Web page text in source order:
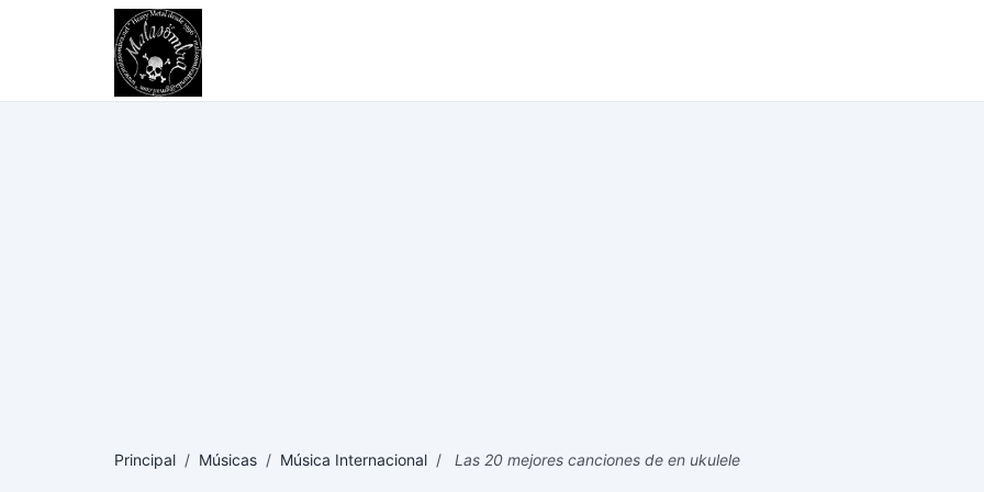
Principal / Músicas / Música Internacional / Las 20 mejores canciones de en ukulele